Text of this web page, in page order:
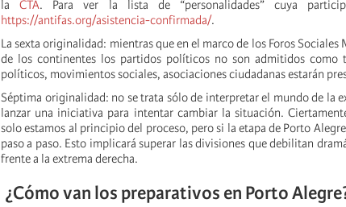
laCTA. Para ver la lista de “personalidades” cuya
https://antifas.org/asistencia-confirmada/.
La sexta originalidad: mientras que en el marco de los Foros Sociales
de los continentes los partidos políticos no son admitidos como
políticos, movimientos sociales, asociaciones ciudadanas estarán
Séptima originalidad: no se trata sólo de interpretar el mundo de la
lanzar una iniciativa para intentar cambiar la situación.
solo estamos al principio del proceso, pero si la etapa de Porto
paso a paso. Esto implicará superar las divisiones que debilitan
frente a la extrema derecha.
¿Cómo van los preparativos en Porto